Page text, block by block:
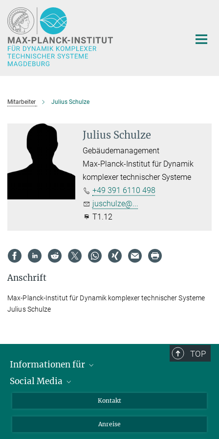
Hauptinhalt
Mitarbeiter Julius Schulze
Julius Schulze
Gebäudemanagement
Max-Planck-Institut für Dynamik
komplexer technischer Systeme
+49 391 6110 498
juschulze@...
T1.12
Anschrift
Max-Planck-Institut für Dynamik komplexer technischer Systeme
Julius Schulze
TOP
Informationen für
Wissenschaftlerinnen und Wissenschaftler
Bewerberinnen und Bewerber
Medienvertreter
Social Media
YouTube
Mastodon
Kontakt
Anreise